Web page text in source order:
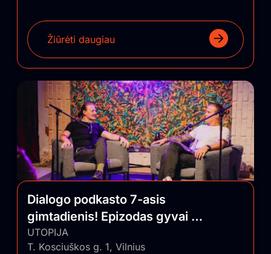
Žiūrėti daugiau
Dialogo podkasto 7-asis
gimtadienis! Epizodas gyvai su
auditorija
UTOPIJA
T. Kosciuškos g. 1, Vilnius